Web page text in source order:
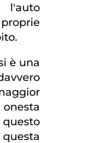
l'auto
è una
onesta